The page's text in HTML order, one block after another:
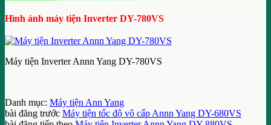
Hình ảnh máy tiện Inverter DY-780VS
Máy tiện Inverter Annn Yang DY-780VS
Danh mục: Máy tiện Ann Yang
bài đăng trước Máy tiện tốc độ vô cấp Annn Yang DY-680VS